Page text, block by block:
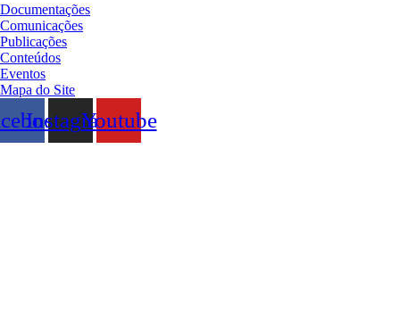
Documentações
Comunicações
Publicações
Conteúdos
Eventos
Mapa do Site
InstagramYoutube